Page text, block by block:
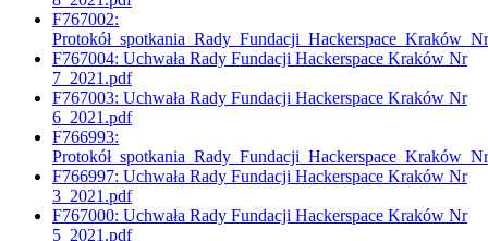
F767002:
F767004: Uchwała Rady Fundacji Hackerspace Kraków Nr
7_2021.pdf
F767003: Uchwała Rady Fundacji Hackerspace Kraków Nr
6_2021.pdf
F766993:
F766997: Uchwała Rady Fundacji Hackerspace Kraków Nr
3_2021.pdf
F767000: Uchwała Rady Fundacji Hackerspace Kraków Nr
5_2021.pdf